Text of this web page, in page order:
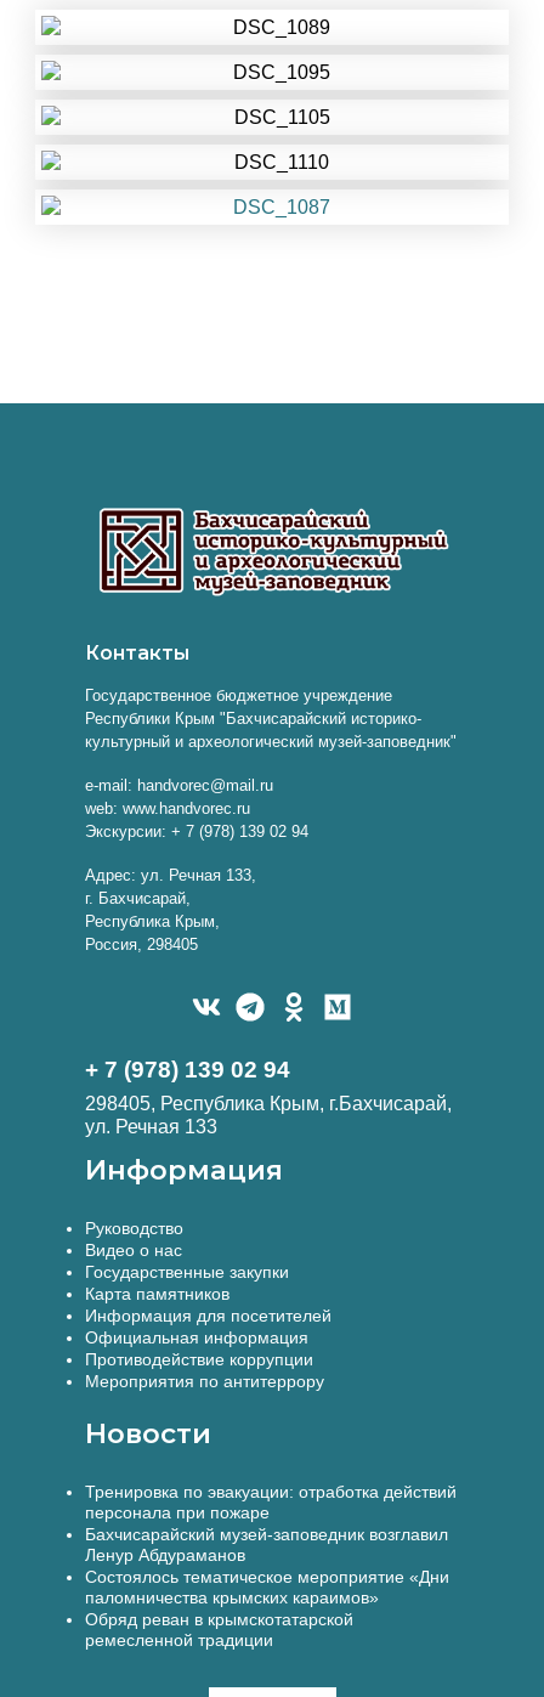
Контакты
Государственное бюджетное учреждение
Республики Крым "Бахчисарайский историко-
культурный и археологический музей-заповедник"
e-mail: handvorec@mail.ru
web: www.handvorec.ru
Экскурсии: + 7 (978) 139 02 94
Адрес: ул. Речная 133,
г. Бахчисарай,
Республика Крым,
Россия, 298405
+ 7 (978) 139 02 94
298405, Республика Крым, г.Бахчисарай,
ул. Речная 133
Информация
Руководство
Видео о нас
Государственные закупки
Карта памятников
Информация для посетителей
Официальная информация
Противодействие коррупции
Мероприятия по антитеррору
Новости
Тренировка по эвакуации: отработка действий
персонала при пожаре
Бахчисарайский музей-заповедник возглавил
Ленур Абдураманов
Состоялось тематическое мероприятие «Дни
паломничества крымских караимов»
Обряд реван в крымскотатарской
ремесленной традиции